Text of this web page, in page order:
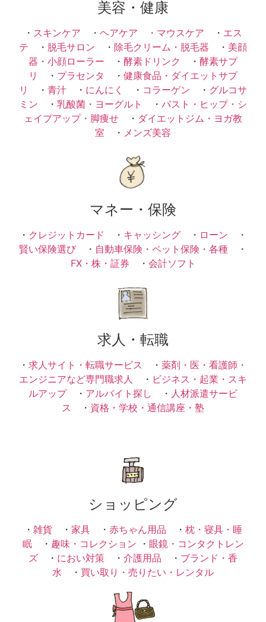
美容・健康
・ スキンケア ・ ヘアケア ・ マウスケア ・ エス
テ ・ 脱毛サロン ・ 除毛クリーム・脱毛器 ・ 美顔
器・小顔ローラー ・ 酵素ドリンク ・ 酵素サプ
リ
・ プラセンタ ・ 健康食品・ダイエットサプ
リ
・ 青汁 ・ にんにく ・ コラーゲン ・ グルコサ
ミン ・ 乳酸菌・ヨーグルト ・ バスト・ヒップ・シ
ェイプアップ・脚痩せ ・ ダイエットジム・ヨガ教
室 ・ メンズ美容
マネー・保険
・ クレジットカード ・ キャッシング ・ ローン ・
賢い保険選び ・ 自動車保険・ペット保険・各種 ・
FX・株・証券 ・ 会計ソフト
求人・転職
・ 求人サイト・転職サービス ・ 薬剤・医・看護師・
エンジニアなど専門職求人
・ ビジネス・起業・スキ
ルアップ・ アルバイト探し ・ 人材派遣サービ
ス ・ 資格・学校・通信講座・塾
ショッピング
・ 雑貨 ・ 家具 ・ 赤ちゃん用品 ・ 枕・寝具・睡
眠・ 趣味・コレクション ・ 眼鏡・コンタクトレン
ズ ・ におい対策 ・ 介護用品 ・ ブランド・香
水 ・ 買い取り・売りたい・レンタル